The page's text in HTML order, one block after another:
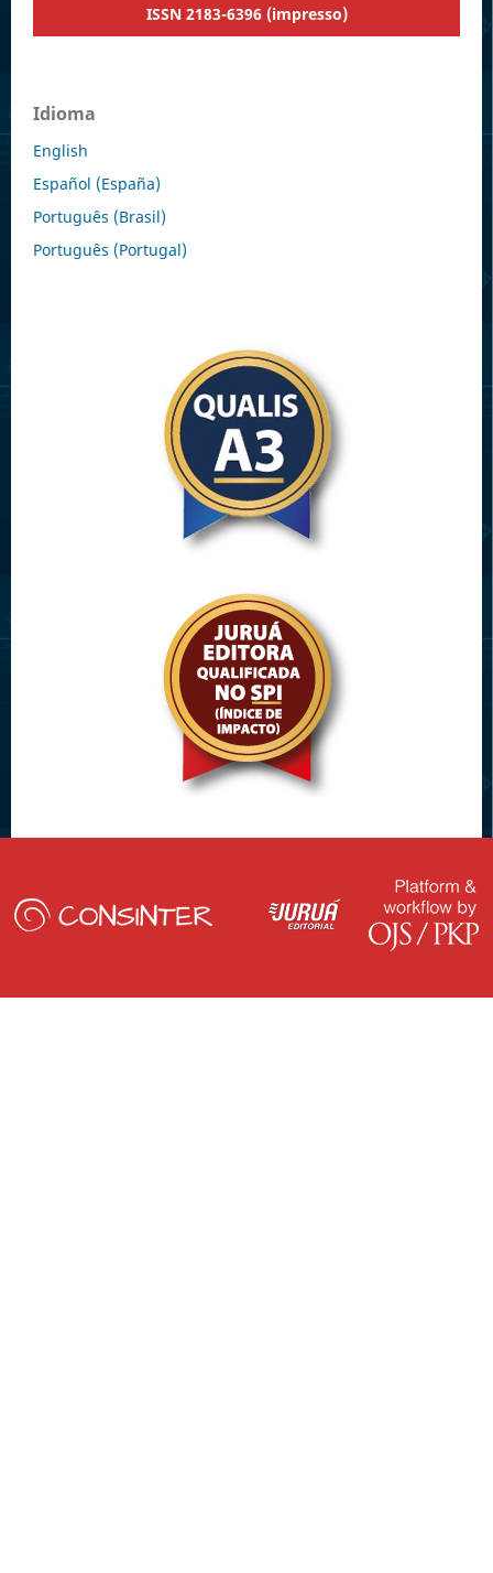
ISSN 2183-6396 (impresso)
Idioma
English
Español (España)
Português (Brasil)
Português (Portugal)